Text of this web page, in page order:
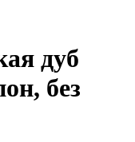
дуб
без